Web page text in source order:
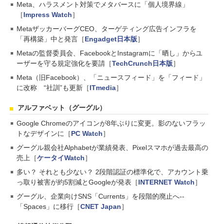
Meta、ハラスメント対策でメタバースに「個人境界線」
［Impress Watch］
MetaザッカーバーグCEO、ターゲティング広告インフラを
「再構築」中と発言［Engadget日本版］
Metaの監督委員会、FacebookとInstagramに「晒し」からユ
ーザーを守る規定強化を要請［TechCrunch日本版］
Meta（旧Facebook）、「ニュースフィード」を「フィード」
に改称 “社訓”も更新［ITmedia］
アルファベット（グーグル）
Google Chromeのアイコンが8年ぶりに変更。影のないフラッ
トなデザインに［PC Watch］
グーグル親会社Alphabetが業績発表、Pixelスマホが過去最高の
売上［ケータイWatch］
多い？ それとも少ない？ 2段階認証の標準化で、アカウント乗
っ取り被害が約5割減とGoogleが発表［INTERNET Watch］
グーグル、企業向けSNS「Currents」を段階的廃止へ--
「Spaces」に移行［CNET Japan］